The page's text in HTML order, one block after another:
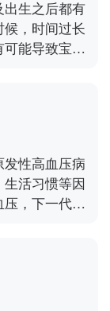
出生之后都有
，时间过长
能导致宝宝
出现脑损
染，肺炎，
伤。高龄产
这些情况一
发性高血压病
活习惯等因
，下一代的
体重超标、
病所引起